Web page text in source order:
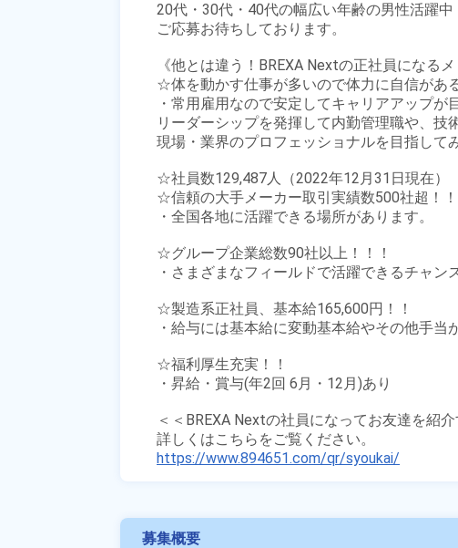
20代・30代・40代の幅広い年齢の男性活躍中
ご応募お待ちしております。
《他とは違う！BREXA Nextの正社員になるメ
☆体を動かす仕事が多いので体力に自信があ
・常用雇用なので安定してキャリアアップが
リーダーシップを発揮して内勤管理職や、技
現場・業界のプロフェッショナルを目指して
☆社員数129,487人（2022年12月31日現在）
☆信頼の大手メーカー取引実績数500社超！！
・全国各地に活躍できる場所があります。
☆グループ企業総数90社以上！！！
・さまざまなフィールドで活躍できるチャン
☆製造系正社員、基本給165,600円！！
・給与には基本給に変動基本給やその他手当
☆福利厚生充実！！
・昇給・賞与(年2回 6月・12月)あり
＜＜BREXA Nextの社員になってお友達を紹
https://www.894651.com/qr/syoukai/
募集概要